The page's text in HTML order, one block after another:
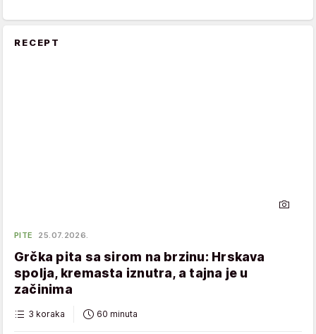
RECEPT
PITE 25.07.2026.
Grčka pita sa sirom na brzinu: Hrskava
spolja, kremasta iznutra, a tajna je u
začinima
3 koraka 60 minuta